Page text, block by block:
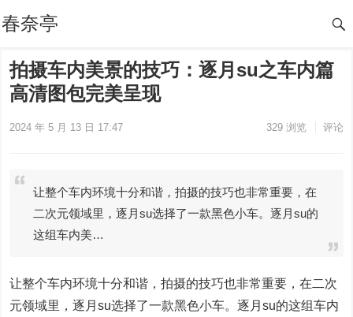
春奈亭
拍摄车内美景的技巧：逐月su之车内篇
高清图包完美呈现
2024 年 5 月 13 日 17:47 329浏览 评论
让整个车内环境十分和谐，拍摄的技巧也非常重要，在
二次元领域里，逐月su选择了一款黑色小车。逐月su的
这组车内美…
让整个车内环境十分和谐，拍摄的技巧也非常重要，在二次
元领域里，逐月su选择了一款黑色小车。逐月su的这组车内